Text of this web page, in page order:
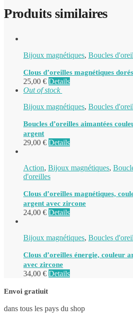
Produits similaires
Bijoux magnétiques, Boucles
Clous d’oreilles magnétiques dorés
25,00 € Details
Out of stock
Bijoux magnétiques, Boucles
Boucles d’oreilles aimantées
argent
29,00 € Details
Action, Bijoux magnétiques,
d'oreilles
Clous d’oreilles magnétiques,
argent avec zircone
24,00 € Details
Bijoux magnétiques, Boucles
Clous d’oreilles énergie, couleur
avec zircone
34,00 € Details
Envoi gratiuit
dans tous les pays du shop